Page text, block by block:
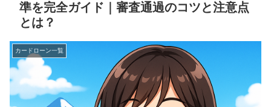
準を完全ガイド｜審査通過のコツと注意点
とは？
カードローン一覧